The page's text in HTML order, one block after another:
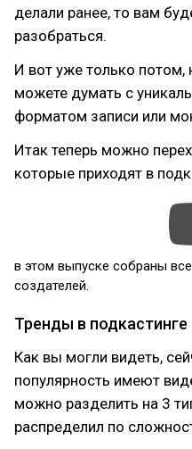
делали ранее, то вам
разобраться.
И вот уже только потом,
можете думать с
форматом записи или
Итак теперь можно
которые приходят в
в этом выпуске собраны
создателей.
Тренды в подкастинге
Как вы могли видеть,
популярность имеют
можно разделить на 3
распределил по